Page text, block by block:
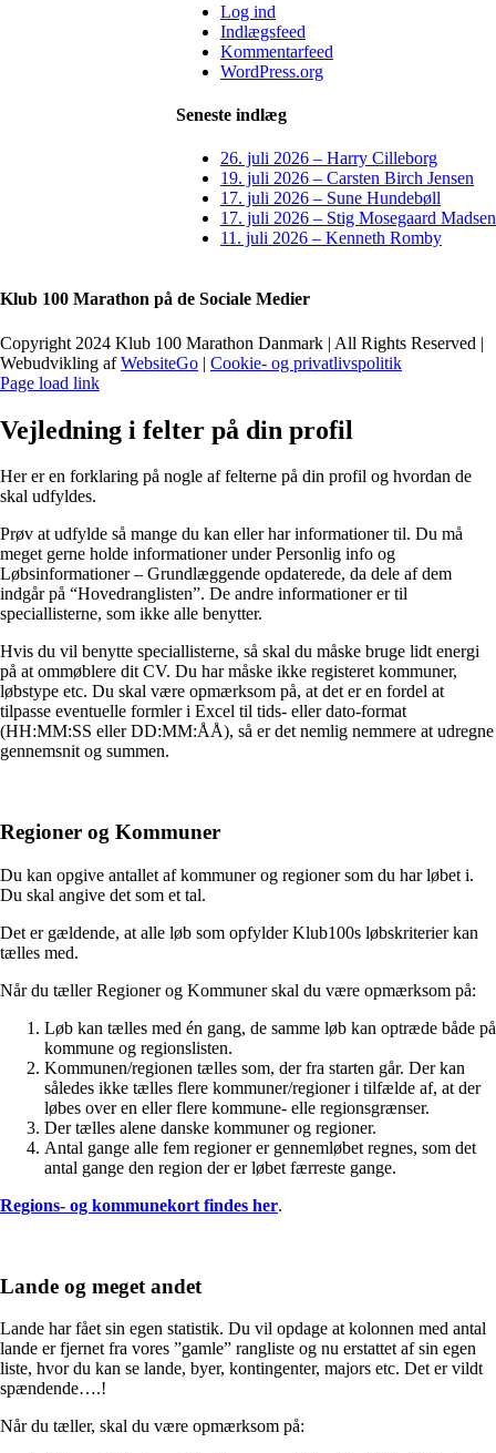
Log ind
Indlægsfeed
Kommentarfeed
WordPress.org
Seneste indlæg
26. juli 2026 – Harry Cilleborg
19. juli 2026 – Carsten Birch Jensen
17. juli 2026 – Sune Hundebøll
17. juli 2026 – Stig Mosegaard Madsen
11. juli 2026 – Kenneth Romby
Klub 100 Marathon på de Sociale Medier
Copyright 2024 Klub 100 Marathon Danmark | All Rights Reserved |
Webudvikling afWebsiteGo | Cookie- og privatlivspolitik
Page load link
Vejledning i felter på din profil
Her er en forklaring på nogle af felterne på din profil og hvordan de
skal udfyldes.
Prøv at udfylde så mange du kan eller har informationer til. Du må
meget gerne holde informationer under Personlig info og
Løbsinformationer – Grundlæggende opdaterede, da dele af dem
indgår på “Hovedranglisten”. De andre informationer er til
speciallisterne, som ikke alle benytter.
Hvis du vil benytte speciallisterne, så skal du måske bruge lidt energi
på at ommøblere dit CV. Du har måske ikke registeret kommuner,
løbstype etc. Du skal være opmærksom på, at det er en fordel at
tilpasse eventuelle formler i Excel til tids- eller dato-format
(HH:MM:SS eller DD:MM:ÅÅ), så er det nemlig nemmere at udregne
gennemsnit og summen.
Regioner og Kommuner
Du kan opgive antallet af kommuner og regioner som du har løbet i.
Du skal angive det som et tal.
Det er gældende, at alle løb som opfylder Klub100s løbskriterier kan
tælles med.
Når du tæller Regioner og Kommuner skal du være opmærksom på:
Løb kan tælles med én gang, de samme løb kan optræde både på
kommune og regionslisten.
Kommunen/regionen tælles som, der fra starten går. Der kan
således ikke tælles flere kommuner/regioner i tilfælde af, at der
løbes over en eller flere kommune- elle regionsgrænser.
Der tælles alene danske kommuner og regioner.
Antal gange alle fem regioner er gennemløbet regnes, som det
antal gange den region der er løbet færreste gange.
Regions- og kommunekort findes her.
Lande og meget andet
Lande har fået sin egen statistik. Du vil opdage at kolonnen med antal
lande er fjernet fra vores ”gamle” rangliste og nu erstattet af sin egen
liste, hvor du kan se lande, byer, kontingenter, majors etc. Det er vildt
spændende….!
Når du tæller, skal du være opmærksom på: